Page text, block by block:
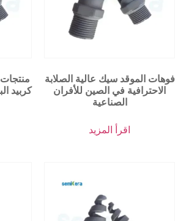
كربيد
فوهات الموقد سيك عالية الصلابة
الاحترافية في الصين للأفران
الصناعية
اقرأ المزيد